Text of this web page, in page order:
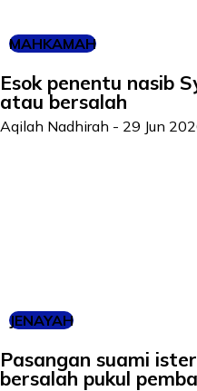
MAHKAMAH
Esok penentu nasib
atau bersalah
Aqilah Nadhirah - 29 Jun
JENAYAH
Pasangan suami
bersalah pukul